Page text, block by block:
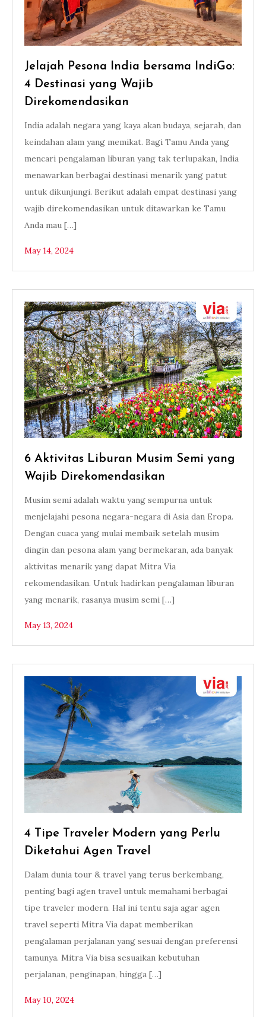
Jelajah Pesona India bersama IndiGo:
4 Destinasi yang Wajib
Direkomendasikan
India adalah negara yang kaya akan budaya, sejarah, dan
keindahan alam yang memikat. Bagi Tamu Anda yang
mencari pengalaman liburan yang tak terlupakan, India
menawarkan berbagai destinasi menarik yang patut
untuk dikunjungi. Berikut adalah empat destinasi yang
wajib direkomendasikan untuk ditawarkan ke Tamu
Anda mau […]
May 14, 2024
6 Aktivitas Liburan Musim Semi yang
Wajib Direkomendasikan
Musim semi adalah waktu yang sempurna untuk
menjelajahi pesona negara-negara di Asia dan Eropa.
Dengan cuaca yang mulai membaik setelah musim
dingin dan pesona alam yang bermekaran, ada banyak
aktivitas menarik yang dapat Mitra Via
rekomendasikan. Untuk hadirkan pengalaman liburan
yang menarik, rasanya musim semi […]
May 13, 2024
4 Tipe Traveler Modern yang Perlu
Diketahui Agen Travel
Dalam dunia tour & travel yang terus berkembang,
penting bagi agen travel untuk memahami berbagai
tipe traveler modern. Hal ini tentu saja agar agen
travel seperti Mitra Via dapat memberikan
pengalaman perjalanan yang sesuai dengan preferensi
tamunya. Mitra Via bisa sesuaikan kebutuhan
perjalanan, penginapan, hingga […]
May 10, 2024